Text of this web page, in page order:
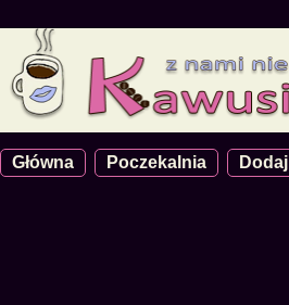
Główna Poczekalnia Dodaj